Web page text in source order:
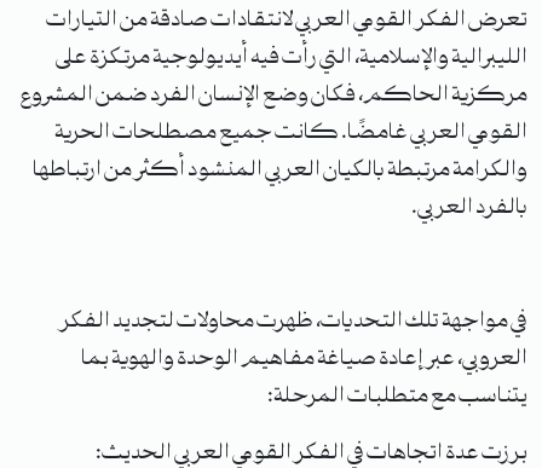
تعرض الفكر القومي العربي لانتقادات صادقة من التيارات
الليبرالية والإسلامية، التي رأت فيه أيديولوجية مرتكزة على
مركزية الحاكم، فكان وضع الإنسان الفرد ضمن المشروع
القومي العربي غامضًا. كانت جميع مصطلحات الحرية
والكرامة مرتبطة بالكيان العربي المنشود أكثر من ارتباطها
بالفرد العربي.
في مواجهة تلك التحديات، ظهرت محاولات لتجديد الفكر
العروبي، عبر إعادة صياغة مفاهيم الوحدة والهوية بما
يتناسب مع متطلبات المرحلة:
برزت عدة اتجاهات في الفكر القومي العربي الحديث: